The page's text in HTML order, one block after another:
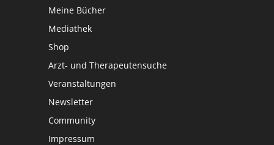
Meine Bücher
Mediathek
Shop
Arzt- und Therapeutensuche
Veranstaltungen
Newsletter
Community
Impressum